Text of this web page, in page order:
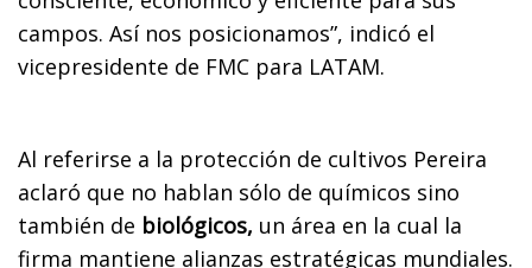
campos. Así nos posicionamos”, indicó el
vicepresidente de FMC para LATAM.
Al referirse a la protección de cultivos Pereira
aclaró que no hablan sólo de químicos sino
también de biológicos, un área en la cual la
firma mantiene alianzas estratégicas mundiales.